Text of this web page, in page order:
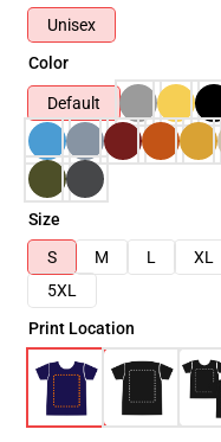
Unisex
Color
Default
Size
S
M L XL
5XL
Print Location